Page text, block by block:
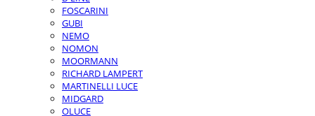
FOSCARINI
GUBI
NEMO
NOMON
MOORMANN
RICHARD LAMPERT
MARTINELLI LUCE
MIDGARD
OLUCE